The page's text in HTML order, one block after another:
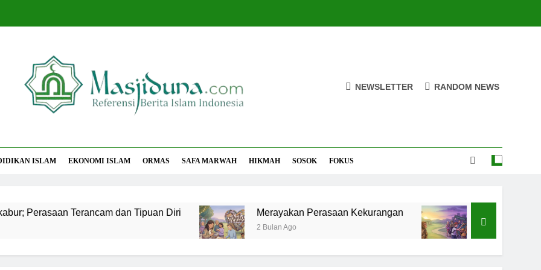
NEWSLETTER RANDOM NEWS
ISLAM EKONOMI ISLAM ORMAS SAFA MARWAH HIKMAH SOSOK FOKUS
Terancam dan Tipuan Diri Merayakan Perasaan Kekurangan
2 Bulan Ago
Ketaatan Beruk dan
3 Bulan Ago